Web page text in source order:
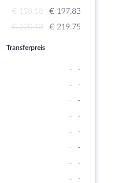
€ 198.18
€ 197.83
€ 220.13 € 219.75
Transferpreis
-
-
-
-
-
-
-
-
-
-
-
-
-
-
-
-